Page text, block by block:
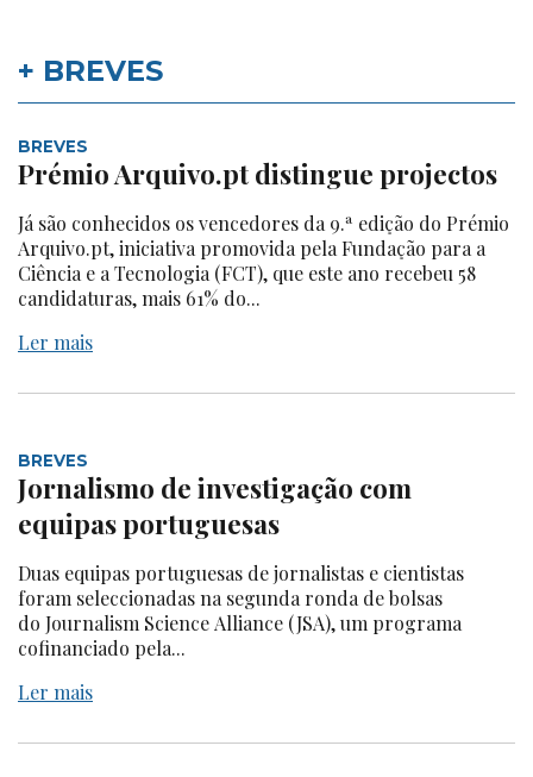
+ BREVES
BREVES
Prémio Arquivo.pt distingue projectos
Já são conhecidos os vencedores da 9.ª edição do Prémio
Arquivo.pt, iniciativa promovida pela Fundação para a
Ciência e a Tecnologia (FCT), que este ano recebeu 58
candidaturas, mais 61% do...
Ler mais
BREVES
Jornalismo de investigação com
equipas portuguesas
Duas equipas portuguesas de jornalistas e cientistas
foram seleccionadas na segunda ronda de bolsas
do Journalism Science Alliance (JSA), um programa
cofinanciado pela...
Ler mais